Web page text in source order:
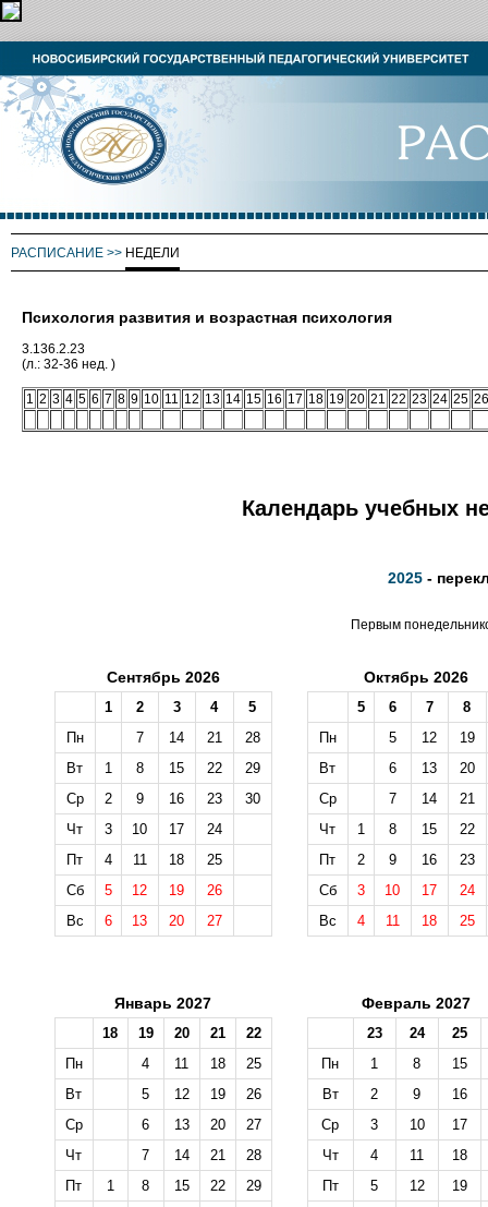
РАСПИСАНИЕ >> НЕДЕЛИ
Психология развития и возрастная психология
3.136.2.23
(л.: 32-36 нед. )
1 2 3 4 5 6 7 8 9 10 11 12 13 14 15 16 17 18 19 20 21 22 23 24 25 26
Календарь учебных
2025 -
Первым
Сентябрь 2026
1 2 3 4
5
Пн
7 14 21
28
Вт
1 8 15 22
29
Ср
2 9 16 23
30
Чт
3 10 17
24
Пт
4 11 18
25
Сб
5 12 19
26
Вс
6 13 20 27
Октябрь 2026
5 6 7
8
Пн
5 12
19
Вт
6 13
20
Ср
7 14
21
Чт
1 8 15
22
Пт
2 9 16
23
Сб
3 10 17
24
Вс
4 11 18 25
Январь 2027
18 19 20 21
22
Пн
4 11 18
25
Вт
5 12 19
26
Ср
6 13 20
27
Чт
7 14 21
28
Пт
1 8 15 22
29
Февраль 2027
23 24
25
Пн
1 8
15
Вт
2 9
16
Ср
3 10
17
Чт
4 11
18
Пт
5 12
19